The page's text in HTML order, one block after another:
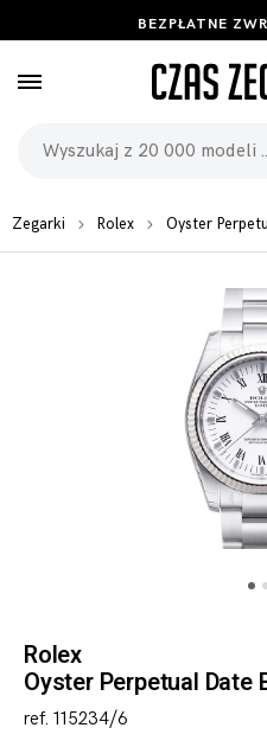
BEZPŁATNE
Zegarki Rolex Oyster
Rolex
Oyster Perpetual Date
ref. 115234/6